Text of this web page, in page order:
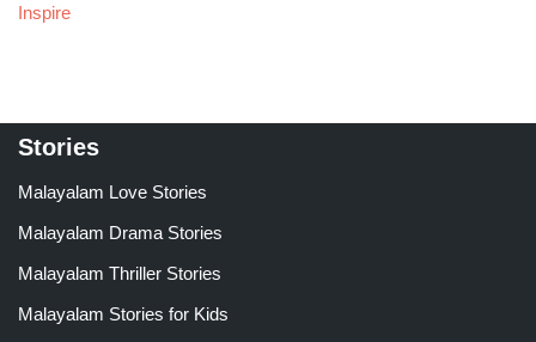
Inspire
Stories
Malayalam Love Stories
Malayalam Drama Stories
Malayalam Thriller Stories
Malayalam Stories for Kids